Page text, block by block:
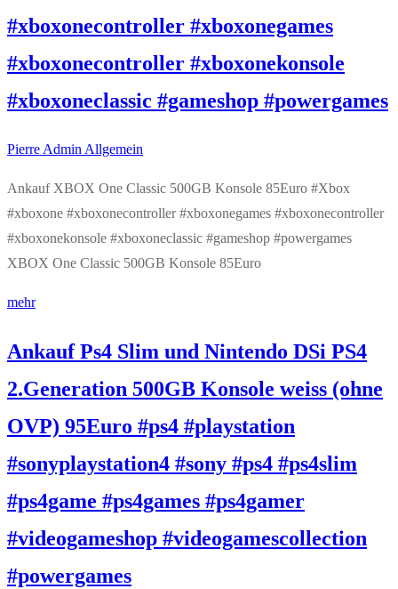
#xboxonecontroller #xboxonegames
#xboxonecontroller #xboxonekonsole
#xboxoneclassic #gameshop #powergames
Pierre Admin Allgemein
Ankauf XBOX One Classic 500GB Konsole 85Euro #Xbox
#xboxone #xboxonecontroller #xboxonegames #xboxonecontroller
#xboxonekonsole #xboxoneclassic #gameshop #powergames
XBOX One Classic 500GB Konsole 85Euro
mehr
Ankauf Ps4 Slim und Nintendo DSi PS4
2.Generation 500GB Konsole weiss (ohne
OVP) 95Euro #ps4 #playstation
#sonyplaystation4 #sony #ps4 #ps4slim
#ps4game #ps4games #ps4gamer
#videogameshop #videogamescollection
#powergames